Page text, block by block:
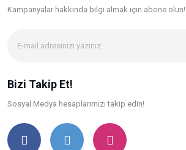
Kampanyalar hakkında bilgi almak için abone olun!
Bizi Takip Et!
Sosyal Medya hesaplarımızı takip edin!